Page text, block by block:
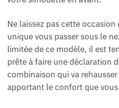
Ne laissez pas cette
unique vous passer sous le
limitée de ce modèle, il est
prête à faire une déclaration
combinaison qui va
apportant le confort que